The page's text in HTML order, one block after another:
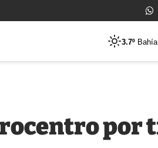
3.7º
por